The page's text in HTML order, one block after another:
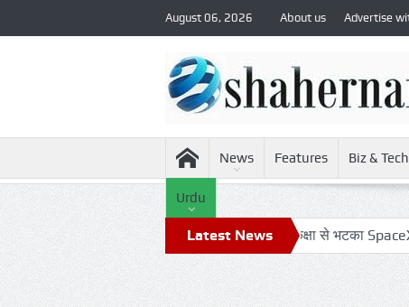
August 06, 2026 About us Advertise
News Features Biz & Tech
Urdu
Latest News
नज़दीकी की जांच रिपोर्ट: अपनी कक्षा से भटका SpaceX रॉकेट आज